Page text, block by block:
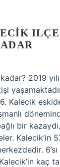
2019
Kalecik
bir
Kalecik’in
kaç